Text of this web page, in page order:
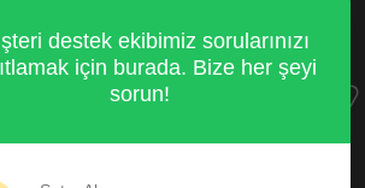
destek ekibimiz sorularınızı
için burada. Bize her şeyi
sorun!